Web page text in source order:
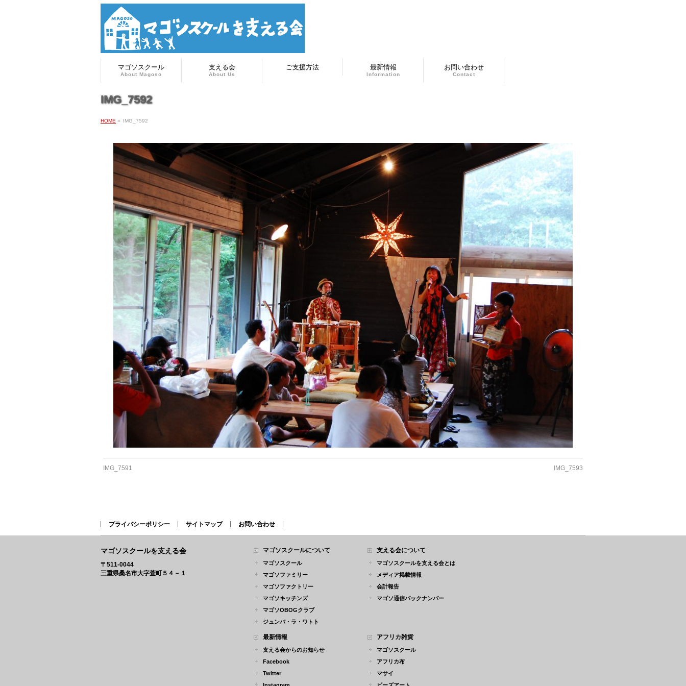
マゴソスクール
About Magoso
支える会
About Us
ご支援方法 最新情報
Information
お問い合わせ
Contact
IMG_7592
HOME » IMG_7592
IMG_7591 IMG_7593
プライバシーポリシー サイトマップ お問い合わせ
マゴソスクールを支える会
〒511-0044
三重県桑名市大字萱町５４－１
マゴソスクールについて
マゴソスクール
マゴソファミリー
マゴソファクトリー
マゴソキッチンズ
マゴソOBOGクラブ
ジュンバ・ラ・ワトト
支える会について
マゴソスクールを支える会とは
メディア掲載情報
会計報告
マゴソ通信バックナンバー
最新情報
支える会からのお知らせ
Facebook
Twitter
アフリカ雑貨
マゴソスクール
アフリカ布
マサイ